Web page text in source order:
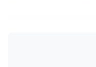
existir óbice